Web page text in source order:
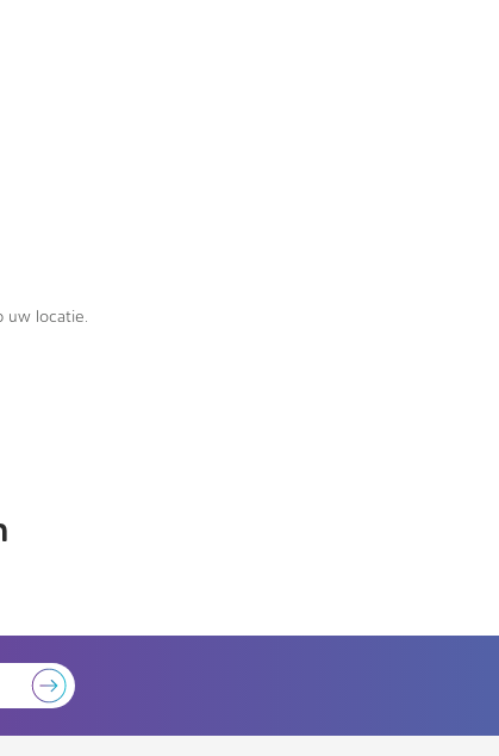
uw locatie.